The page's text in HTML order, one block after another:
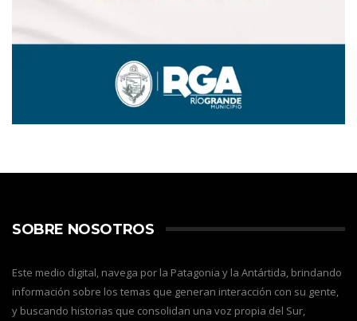
SOBRE NOSOTROS
Este medio digital, navega por la Patagonia y la Antártida, brindando
información sobre los temas que generan interacción con su gente,
y buscando historias que consolidan una voz propia del Sur,